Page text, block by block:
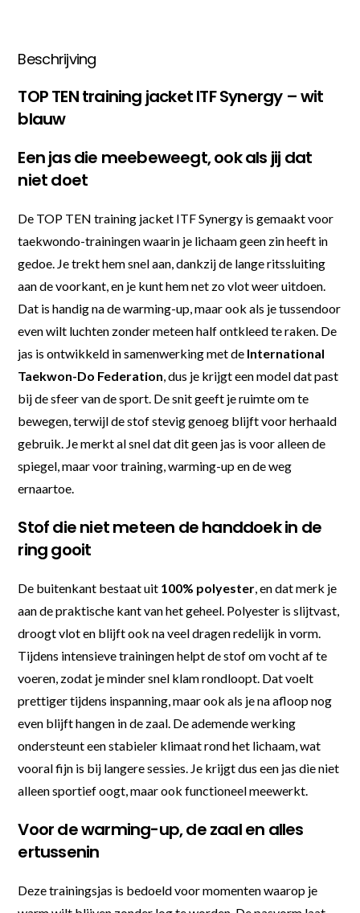
Beschrijving
TOP TEN training jacket ITF Synergy – wit
blauw
Een jas die meebeweegt, ook als jij dat
niet doet
De TOP TEN training jacket ITF Synergy is gemaakt voor
taekwondo-trainingen waarin je lichaam geen zin heeft in
gedoe. Je trekt hem snel aan, dankzij de lange ritssluiting
aan de voorkant, en je kunt hem net zo vlot weer uitdoen.
Dat is handig na de warming-up, maar ook als je tussendoor
even wilt luchten zonder meteen half ontkleed te raken. De
jas is ontwikkeld in samenwerking met de International
Taekwon-Do Federation, dus je krijgt een model dat past
bij de sfeer van de sport. De snit geeft je ruimte om te
bewegen, terwijl de stof stevig genoeg blijft voor herhaald
gebruik. Je merkt al snel dat dit geen jas is voor alleen de
spiegel, maar voor training, warming-up en de weg
ernaartoe.
Stof die niet meteen de handdoek in de
ring gooit
De buitenkant bestaat uit 100% polyester, en dat merk je
aan de praktische kant van het geheel. Polyester is slijtvast,
droogt vlot en blijft ook na veel dragen redelijk in vorm.
Tijdens intensieve trainingen helpt de stof om vocht af te
voeren, zodat je minder snel klam rondloopt. Dat voelt
prettiger tijdens inspanning, maar ook als je na afloop nog
even blijft hangen in de zaal. De ademende werking
ondersteunt een stabieler klimaat rond het lichaam, wat
vooral fijn is bij langere sessies. Je krijgt dus een jas die niet
alleen sportief oogt, maar ook functioneel meewerkt.
Voor de warming-up, de zaal en alles
ertussenin
Deze trainingsjas is bedoeld voor momenten waarop je